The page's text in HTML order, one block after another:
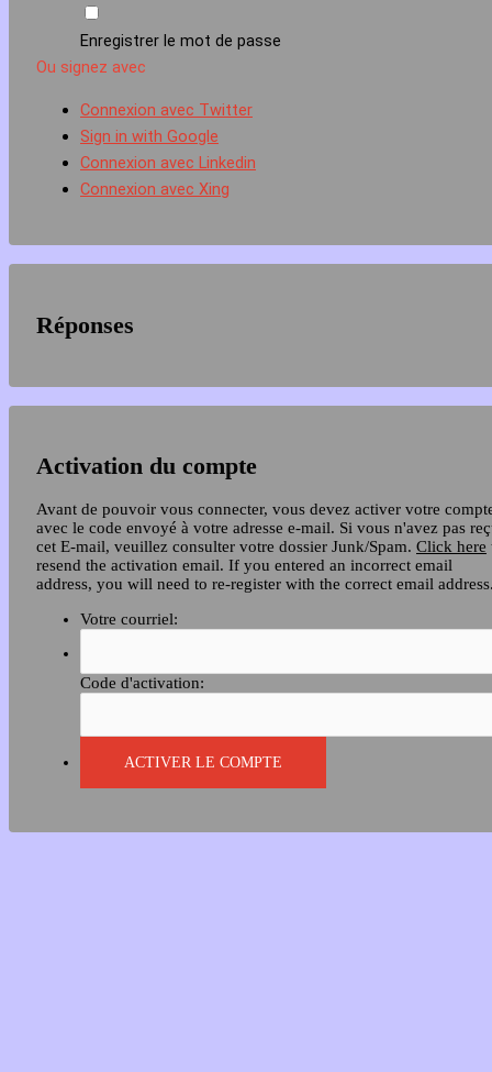
Enregistrer le mot de passe
Ou signez avec
Connexion avec Twitter
Sign in with Google
Connexion avec Linkedin
Connexion avec Xing
Réponses
Activation du compte
Avant de pouvoir vous connecter, vous devez activer votre
avec le code envoyé à votre adresse e-mail. Si vous n'avez pas
cet E-mail, veuillez consulter votre dossier Junk/Spam. Click here
resend the activation email. If you entered an incorrect email
address, you will need to re-register with the correct email
Votre courriel:
Code d'activation: